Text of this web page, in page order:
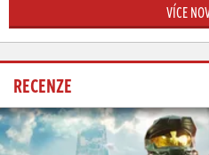
VÍCE
RECENZE